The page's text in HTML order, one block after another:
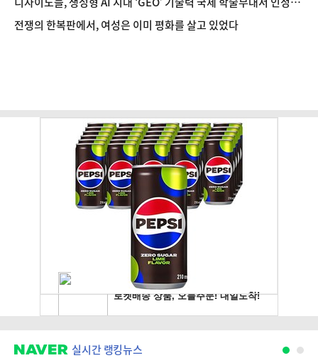
아
전쟁의 한복판에서, 여성은 이미 평화를 살고 있었다
실시간 랭킹뉴스